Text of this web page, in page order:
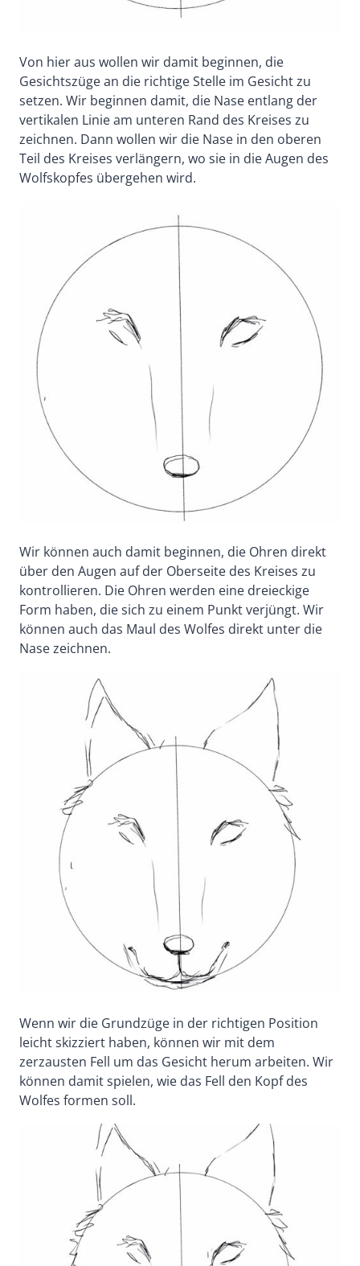
Von hier aus wollen wir damit beginnen, die
Gesichtszüge an die richtige Stelle im Gesicht zu
setzen. Wir beginnen damit, die Nase entlang der
vertikalen Linie am unteren Rand des Kreises zu
zeichnen. Dann wollen wir die Nase in den oberen
Teil des Kreises verlängern, wo sie in die Augen des
Wolfskopfes übergehen wird.
Wir können auch damit beginnen, die Ohren direkt
über den Augen auf der Oberseite des Kreises zu
kontrollieren. Die Ohren werden eine dreieckige
Form haben, die sich zu einem Punkt verjüngt. Wir
können auch das Maul des Wolfes direkt unter die
Nase zeichnen.
Wenn wir die Grundzüge in der richtigen Position
leicht skizziert haben, können wir mit dem
zerzausten Fell um das Gesicht herum arbeiten. Wir
können damit spielen, wie das Fell den Kopf des
Wolfes formen soll.